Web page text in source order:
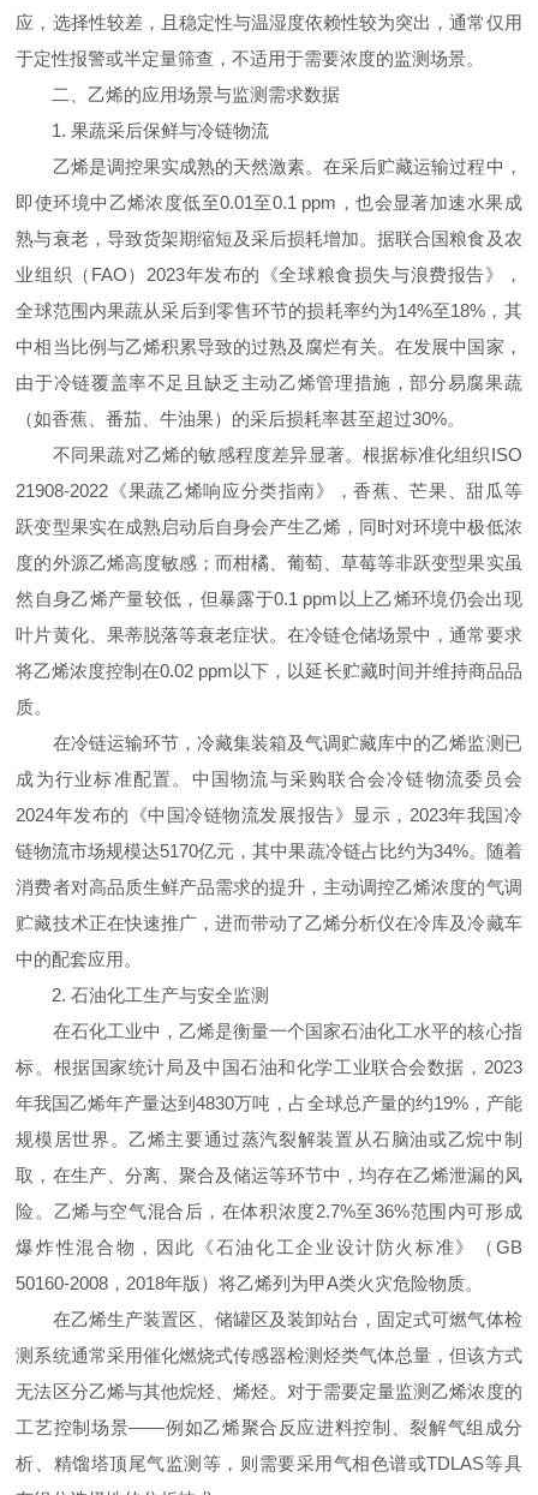
应，选择性较差，且稳定性与温湿度依赖性较为突出，通常仅用
于定性报警或半定量筛查，不适用于需要浓度的监测场景。
二、乙烯的应用场景与监测需求数据
1. 果蔬采后保鲜与冷链物流
乙烯是调控果实成熟的天然激素。在采后贮藏运输过程中，
即使环境中乙烯浓度低至0.01至0.1 ppm，也会显著加速水果成
熟与衰老，导致货架期缩短及采后损耗增加。据联合国粮食及农
业组织（FAO）2023年发布的《全球粮食损失与浪费报告》，
全球范围内果蔬从采后到零售环节的损耗率约为14%至18%，其
中相当比例与乙烯积累导致的过熟及腐烂有关。在发展中国家，
由于冷链覆盖率不足且缺乏主动乙烯管理措施，部分易腐果蔬
（如香蕉、番茄、牛油果）的采后损耗率甚至超过30%。
不同果蔬对乙烯的敏感程度差异显著。根据标准化组织ISO
21908-2022《果蔬乙烯响应分类指南》，香蕉、芒果、甜瓜等
跃变型果实在成熟启动后自身会产生乙烯，同时对环境中极低浓
度的外源乙烯高度敏感；而柑橘、葡萄、草莓等非跃变型果实虽
然自身乙烯产量较低，但暴露于0.1 ppm以上乙烯环境仍会出现
叶片黄化、果蒂脱落等衰老症状。在冷链仓储场景中，通常要求
将乙烯浓度控制在0.02 ppm以下，以延长贮藏时间并维持商品品
质。
在冷链运输环节，冷藏集装箱及气调贮藏库中的乙烯监测已
成为行业标准配置。中国物流与采购联合会冷链物流委员会
2024年发布的《中国冷链物流发展报告》显示，2023年我国冷
链物流市场规模达5170亿元，其中果蔬冷链占比约为34%。随着
消费者对高品质生鲜产品需求的提升，主动调控乙烯浓度的气调
贮藏技术正在快速推广，进而带动了乙烯分析仪在冷库及冷藏车
中的配套应用。
2. 石油化工生产与安全监测
在石化工业中，乙烯是衡量一个国家石油化工水平的核心指
标。根据国家统计局及中国石油和化学工业联合会数据，2023
年我国乙烯年产量达到4830万吨，占全球总产量的约19%，产能
规模居世界。乙烯主要通过蒸汽裂解装置从石脑油或乙烷中制
取，在生产、分离、聚合及储运等环节中，均存在乙烯泄漏的风
险。乙烯与空气混合后，在体积浓度2.7%至36%范围内可形成
爆炸性混合物，因此《石油化工企业设计防火标准》（GB
50160-2008，2018年版）将乙烯列为甲A类火灾危险物质。
在乙烯生产装置区、储罐区及装卸站台，固定式可燃气体检
测系统通常采用催化燃烧式传感器检测烃类气体总量，但该方式
无法区分乙烯与其他烷烃、烯烃。对于需要定量监测乙烯浓度的
工艺控制场景——例如乙烯聚合反应进料控制、裂解气组成分
析、精馏塔顶尾气监测等，则需要采用气相色谱或TDLAS等具